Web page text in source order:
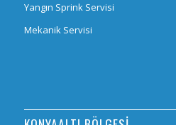
Yangın Sprink Servisi
Mekanik Servisi